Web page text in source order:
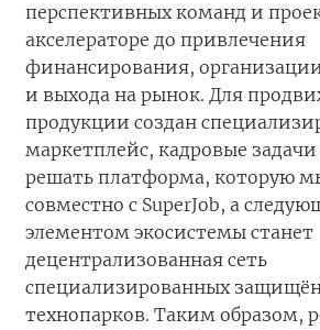
перспективных команд и
акселераторе до привлечения
финансирования,
и выхода на рынок. Для
продукции создан
маркетплейс, кадровые
решать платформа, которую
совместно с SuperJob, а
элементом экосистемы станет
децентрализованная сеть
специализированных
технопарков. Таким образом,